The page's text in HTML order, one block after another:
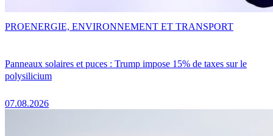
Panneaux solaires et puces : Trump impose 15% de taxes sur le
polysilicium
07.08.2026
PROENERGIE, ENVIRONNEMENT ET TRANSPORT